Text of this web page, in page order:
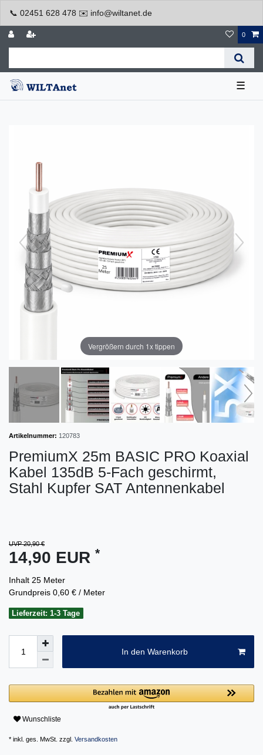
📞 02451 628 478 ✉️ info@wiltanet.de
0
☰
Vergrößern durch 1x tippen
Artikelnummer: 120783
PremiumX 25m BASIC PRO Koaxial
Kabel 135dB 5-Fach geschirmt,
Stahl Kupfer SAT Antennenkabel
UVP 20,90 €
14,90 EUR *
Inhalt 25 Meter
Grundpreis 0,60 € / Meter
Lieferzeit: 1-3 Tage
In den Warenkorb
Wunschliste
* inkl. ges. MwSt. zzgl. Versandkosten